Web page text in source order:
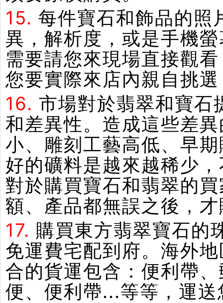
15. 每件寶石和飾品的照
異，解析度，或是手機
需要請您來現場直接觀
您要實際來店內親自挑
16. 市場對於翡翠和寶石
和差異性。造成這些差
小、雕刻工藝高低、早
好的礦料是越來越稀少
對於購買寶石和翡翠的
額、產品都無誤之後，
17. 購買東方翡翠寶石的
免運費宅配到府。海外
合的貨運包含：便利帶
便、便利帶...等等，運